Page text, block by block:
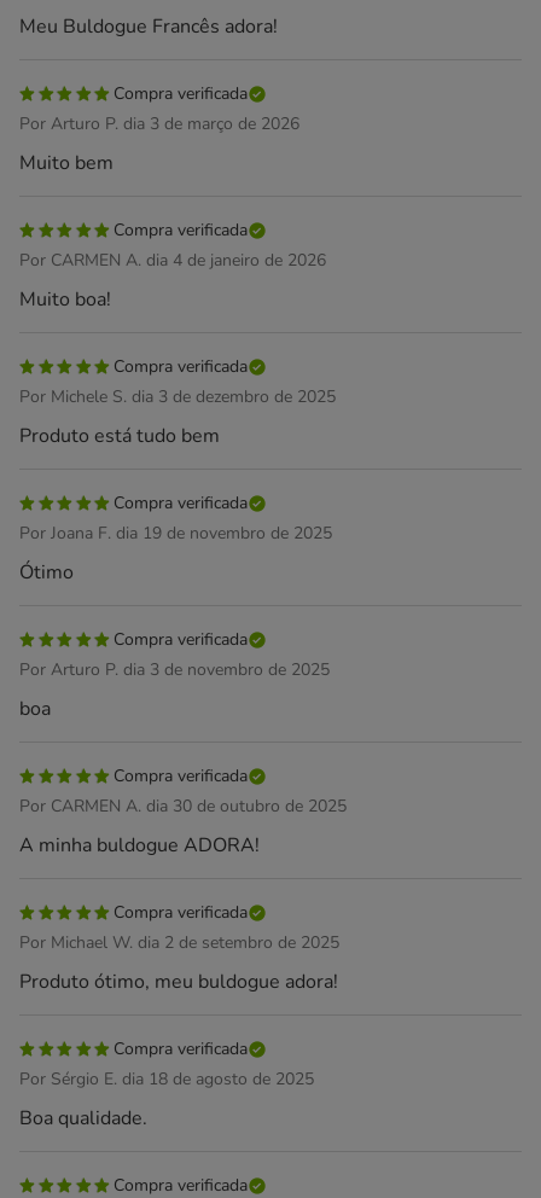
Meu Buldogue Francês adora!
Compra verificada
Por Arturo P. dia 3 de março de 2026
Muito bem
Compra verificada
Por CARMEN A. dia 4 de janeiro de 2026
Muito boa!
Compra verificada
Por Michele S. dia 3 de dezembro de 2025
Produto está tudo bem
Compra verificada
Por Joana F. dia 19 de novembro de 2025
Ótimo
Compra verificada
Por Arturo P. dia 3 de novembro de 2025
boa
Compra verificada
Por CARMEN A. dia 30 de outubro de 2025
A minha buldogue ADORA!
Compra verificada
Por Michael W. dia 2 de setembro de 2025
Produto ótimo, meu buldogue adora!
Compra verificada
Por Sérgio E. dia 18 de agosto de 2025
Boa qualidade.
Compra verificada